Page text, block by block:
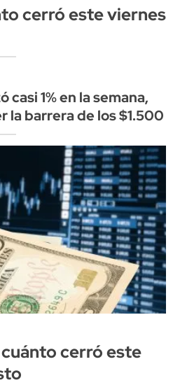
cerró este viernes
casi 1% en la semana,
la barrera de los $1.500
cerró este